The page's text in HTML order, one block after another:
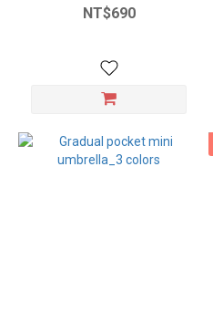
Umbrella
NT$690